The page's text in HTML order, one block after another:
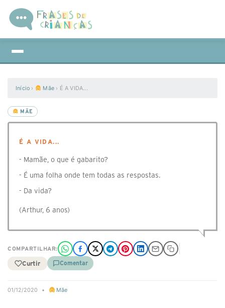
Início › Mãe › É A VIDA...
MÃE
É A VIDA...
- Mamãe, o que é gabarito?
- É uma folha onde tem todas as respostas.
- Da vida?
(Arthur, 6 anos)
COMPARTILHAR:
Curtir Comentar
01/12/2020 • Mãe